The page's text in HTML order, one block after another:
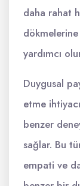
daha rahat
yardımcı
Duygusal
etme
benzer
sağlar. Bu
empati ve